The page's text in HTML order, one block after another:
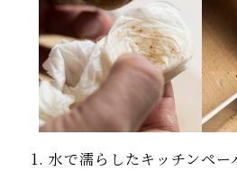
水で濡らしたキッチンペー